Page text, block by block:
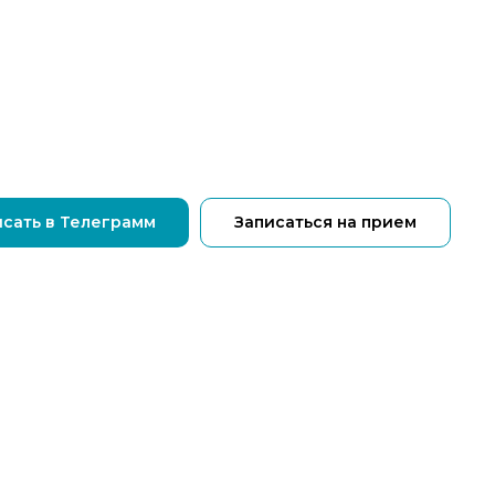
в Телеграмм Записаться на прием